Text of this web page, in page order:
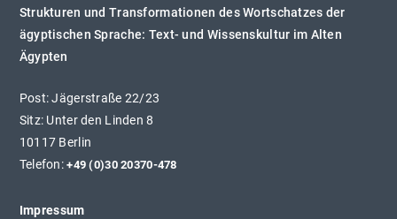
Strukturen und Transformationen des Wortschatzes der
ägyptischen Sprache: Text- und Wissenskultur im Alten
Ägypten
Post: Jägerstraße 22/23
Sitz: Unter den Linden 8
10117 Berlin
Telefon:+49 (0)30 20370-478
Impressum